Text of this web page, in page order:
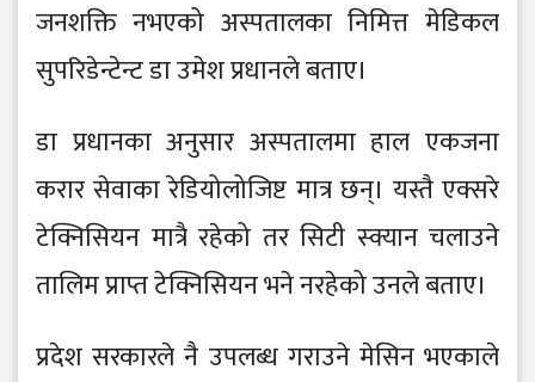
जनशक्ति नभएको अस्पतालका निमित्त मेडिकल
सुपरिडेन्टेन्ट डा उमेश प्रधानले बताए।
डा प्रधानका अनुसार अस्पतालमा हाल एकजना
करार सेवाका रेडियोलोजिष्ट मात्र छन्। यस्तै एक्सरे
टेक्निसियन मात्रै रहेको तर सिटी स्क्यान चलाउने
तालिम प्राप्त टेक्निसियन भने नरहेको उनले बताए।
प्रदेश सरकारले नै उपलब्ध गराउने मेसिन भएकाले